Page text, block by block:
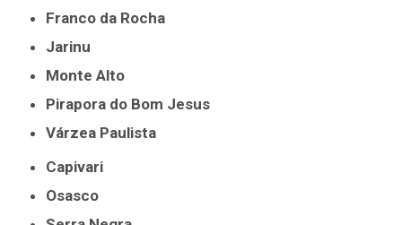
Franco da Rocha
Jarinu
Monte Alto
Pirapora do Bom Jesus
Várzea Paulista
Capivari
Osasco